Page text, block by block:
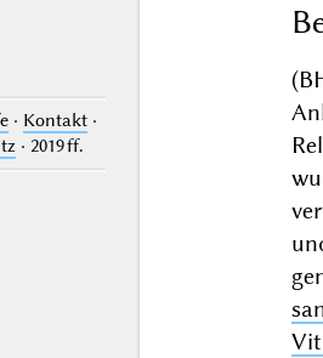
· Kontakt·
· 2019 ff.